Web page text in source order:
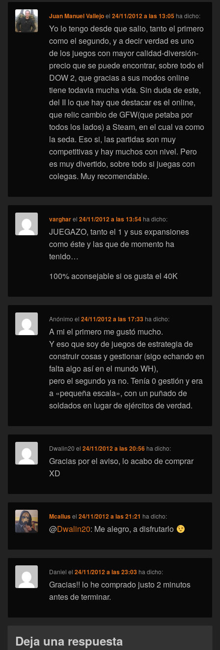
Juan Manuel Vallejoel24/11/2012 a las 13:05 ha dicho:
Yo lo tengo desde que salio, tanto el primero
como el segundo, y a decir verdad es uno
de los juegos con mayor calidad-diversión-
precio que se puede encontrar, sobre todo el
DOW 2, que gracias a sus modos online
tiene todavia mucha vida. Sin duda de este,
del II lo que hay que destacar es el online,
que relic cambio de GFW(que petaba por
todos los lados) a Steam, en el cual va como
la seda. Eso si, las partidas son muy
competitivas y hay muchos con nivel. Pero
es muy divertido, sobre todo si juegas con
colegas. Muy recomendable.
vargharel24/11/2012 a las 13:54 ha dicho:
JUEGAZO, tanto el 1 y sus expansiones
como éste y las que de momento ha
tenido…
100% aconsejable si os gusta el 40K
Anónimo el24/11/2012 a las 17:33 ha dicho:
A mi el primero me gustó mucho.
Y eso que soy de juegos de estrategia de
construir cosas y gestionar (sigo echando en
falta algo así en el mundo WH),
pero el segundo ya no. Tenía 0 gestión y era
a «pequeña escala», con un puñado de
soldados en lugar de ejércitos de verdad.
Dwalin20 el24/11/2012 a las 20:56 ha dicho:
Gracias por el aviso, lo acabo de comprar
XD
Mcallusel24/11/2012 a las 21:21 ha dicho:
@Dwalin20: Me alegro, a disfrutarlo
Daniel el24/11/2012 a las 23:03 ha dicho:
Gracias!! lo he comprado justo 2 minutos
antes de terminar.
Deja una respuesta